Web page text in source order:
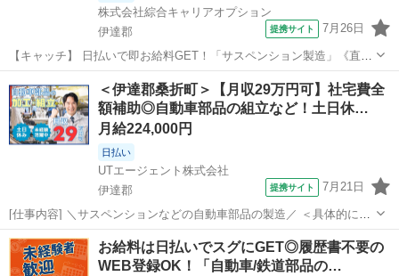
株式会社綜合キャリアオプション
伊達郡
提携サイト 7月26日
【キャッチ】 日払いで即お給料GET！「サスペンション製造」《直接
雇用の実績あり！》未経験OK！難しいことは基本なし♪幅広い年代の
方が活躍中高時給1360円～1700円！ 【コメント】 製造のお仕事をお
探しにおススメ♪ ...
工場
＜伊達郡桑折町＞【月収29万円可】社宅費全
額補助◎自動車部品の組立など！土日休…
月給224,000円
日払い
UTエージェント株式会社
伊達郡
提携サイト 7月21日
[仕事内容] ＼サスペンションなどの自動車部品の製造／ ＜具体的に
は…＞ ◆部品の加工・組立・塗装 ①加工・溶接装置へ部品をセットし
加工スタート →加工が完了した部品の検査・手直し ②部品を工具や手
作業で組み立て ③塗装・...
福島 伊達郡 工場
お給料は日払いでスグにGET◎履歴書不要の
WEB登録OK！「自動車/鉄道部品の…